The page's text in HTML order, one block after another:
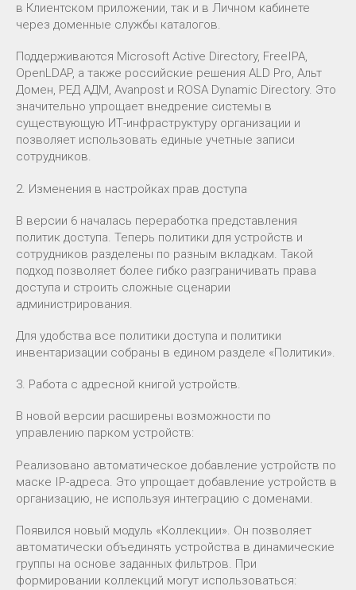
в Клиентском приложении, так и в Личном кабинете
через доменные службы каталогов.
Поддерживаются Microsoft Active Directory, FreeIPA,
OpenLDAP, а также российские решения ALD Pro, Альт
Домен, РЕД АДМ, Avanpost и ROSA Dynamic Directory. Это
значительно упрощает внедрение системы в
существующую ИТ-инфраструктуру организации и
позволяет использовать единые учетные записи
сотрудников.
2. Изменения в настройках прав доступа
В версии 6 началась переработка представления
политик доступа. Теперь политики для устройств и
сотрудников разделены по разным вкладкам. Такой
подход позволяет более гибко разграничивать права
доступа и строить сложные сценарии
администрирования.
Для удобства все политики доступа и политики
инвентаризации собраны в едином разделе «Политики».
3. Работа с адресной книгой устройств.
В новой версии расширены возможности по
управлению парком устройств:
Реализовано автоматическое добавление устройств по
маске IP-адреса. Это упрощает добавление устройств в
организацию, не используя интеграцию с доменами.
Появился новый модуль «Коллекции». Он позволяет
автоматически объединять устройства в динамические
группы на основе заданных фильтров. При
формировании коллекций могут использоваться: